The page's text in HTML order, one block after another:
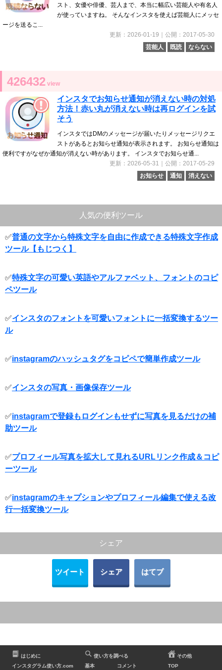
スト、女優や俳優、芸人まで、本当に幅広い芸能人や有名人
が使っていますね。 そんなインスタを使えば芸能人にメッセ
ージを送るこ...
更新：2026-01-19｜公開：2017-05-30
芸能人
既読 ならない
426432 view
インスタでお知らせ通知が消えない時の対処
方法！赤い丸が消えない時は再ログインを試
そう
インスタではDMのメッセージが届いたりメッセージリクエ
ストがあるとお知らせ通知が表示されます。 お知らせ通知は
便利ですがなぜか通知が消えない時があります。 インスタでお知らせ通...
更新：2026-05-31｜公開：2017-05-29
お知らせ
通知 消えない
人気の便利ツール
✅普通の文字から特殊文字を自由に作成できる特殊文字作成
ツール【もじつく】
✅特殊文字の可愛い英語やアルファベット、フォントのコピ
ペツール
✅インスタのフォントを可愛いフォントに一括変換するツー
ル
✅instagramのハッシュタグをコピペで簡単作成ツール
✅インスタの写真・画像保存ツール
✅instagramで登録もログインもせずに写真を見るだけの補
助ツール
✅プロフィール写真を拡大して見れるURLリンク作成＆コピ
ーツール
✅instagramのキャプションやプロフィール編集で使える改
行一括変換ツール
シェア
ツイート シェア はてブ
はじめに
インスタグラム使い方.com
使い方を調べる
基本
コメント
その他
TOP